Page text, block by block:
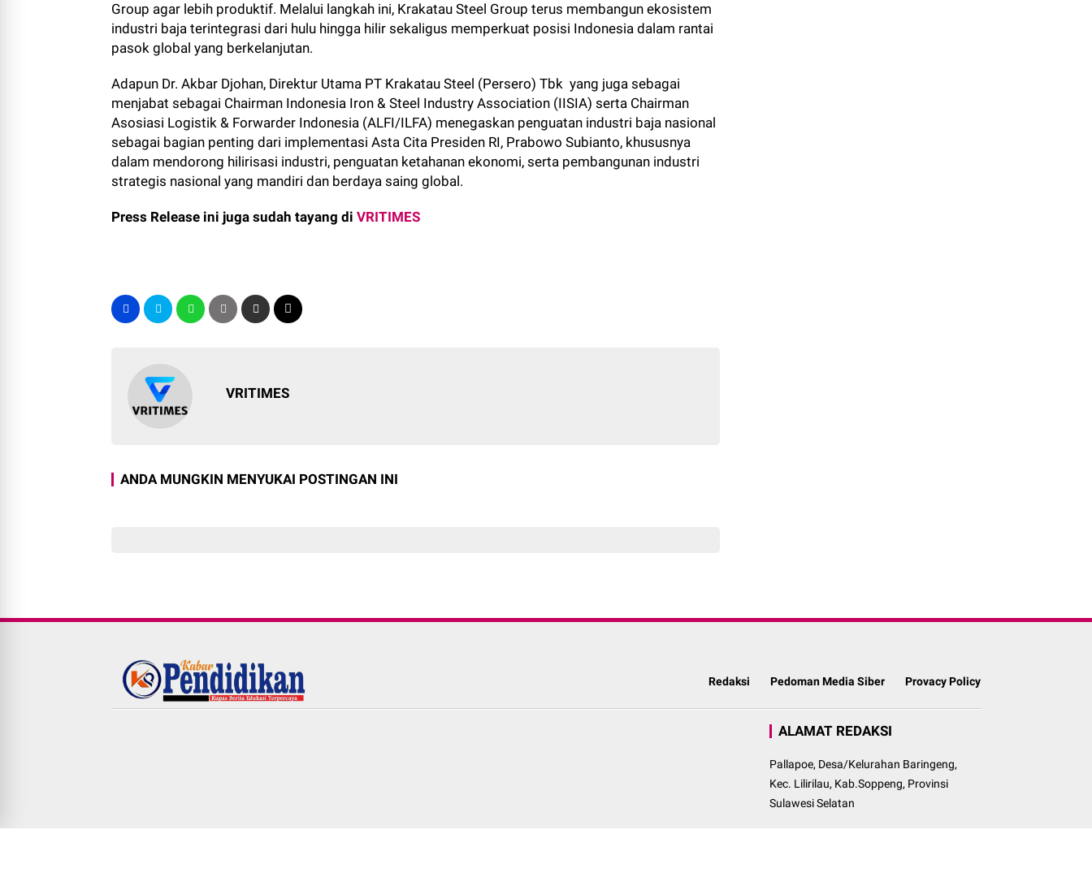
Group agar lebih produktif. Melalui langkah ini, Krakatau Steel Group terus membangun ekosistem
industri baja terintegrasi dari hulu hingga hilir sekaligus memperkuat posisi Indonesia dalam rantai
pasok global yang berkelanjutan.
Adapun Dr. Akbar Djohan, Direktur Utama PT Krakatau Steel (Persero) Tbk yang juga sebagai
menjabat sebagai Chairman Indonesia Iron & Steel Industry Association (IISIA) serta Chairman
Asosiasi Logistik & Forwarder Indonesia (ALFI/ILFA) menegaskan penguatan industri baja nasional
sebagai bagian penting dari implementasi Asta Cita Presiden RI, Prabowo Subianto, khususnya
dalam mendorong hilirisasi industri, penguatan ketahanan ekonomi, serta pembangunan industri
strategis nasional yang mandiri dan berdaya saing global.
Press Release ini juga sudah tayang di VRITIMES
VRITIMES
ANDA MUNGKIN MENYUKAI POSTINGAN INI
Redaksi Pedoman Media Siber Provacy Policy
ALAMAT REDAKSI
Pallapoe, Desa/Kelurahan Baringeng,
Kec. Lilirilau, Kab.Soppeng, Provinsi
Sulawesi Selatan